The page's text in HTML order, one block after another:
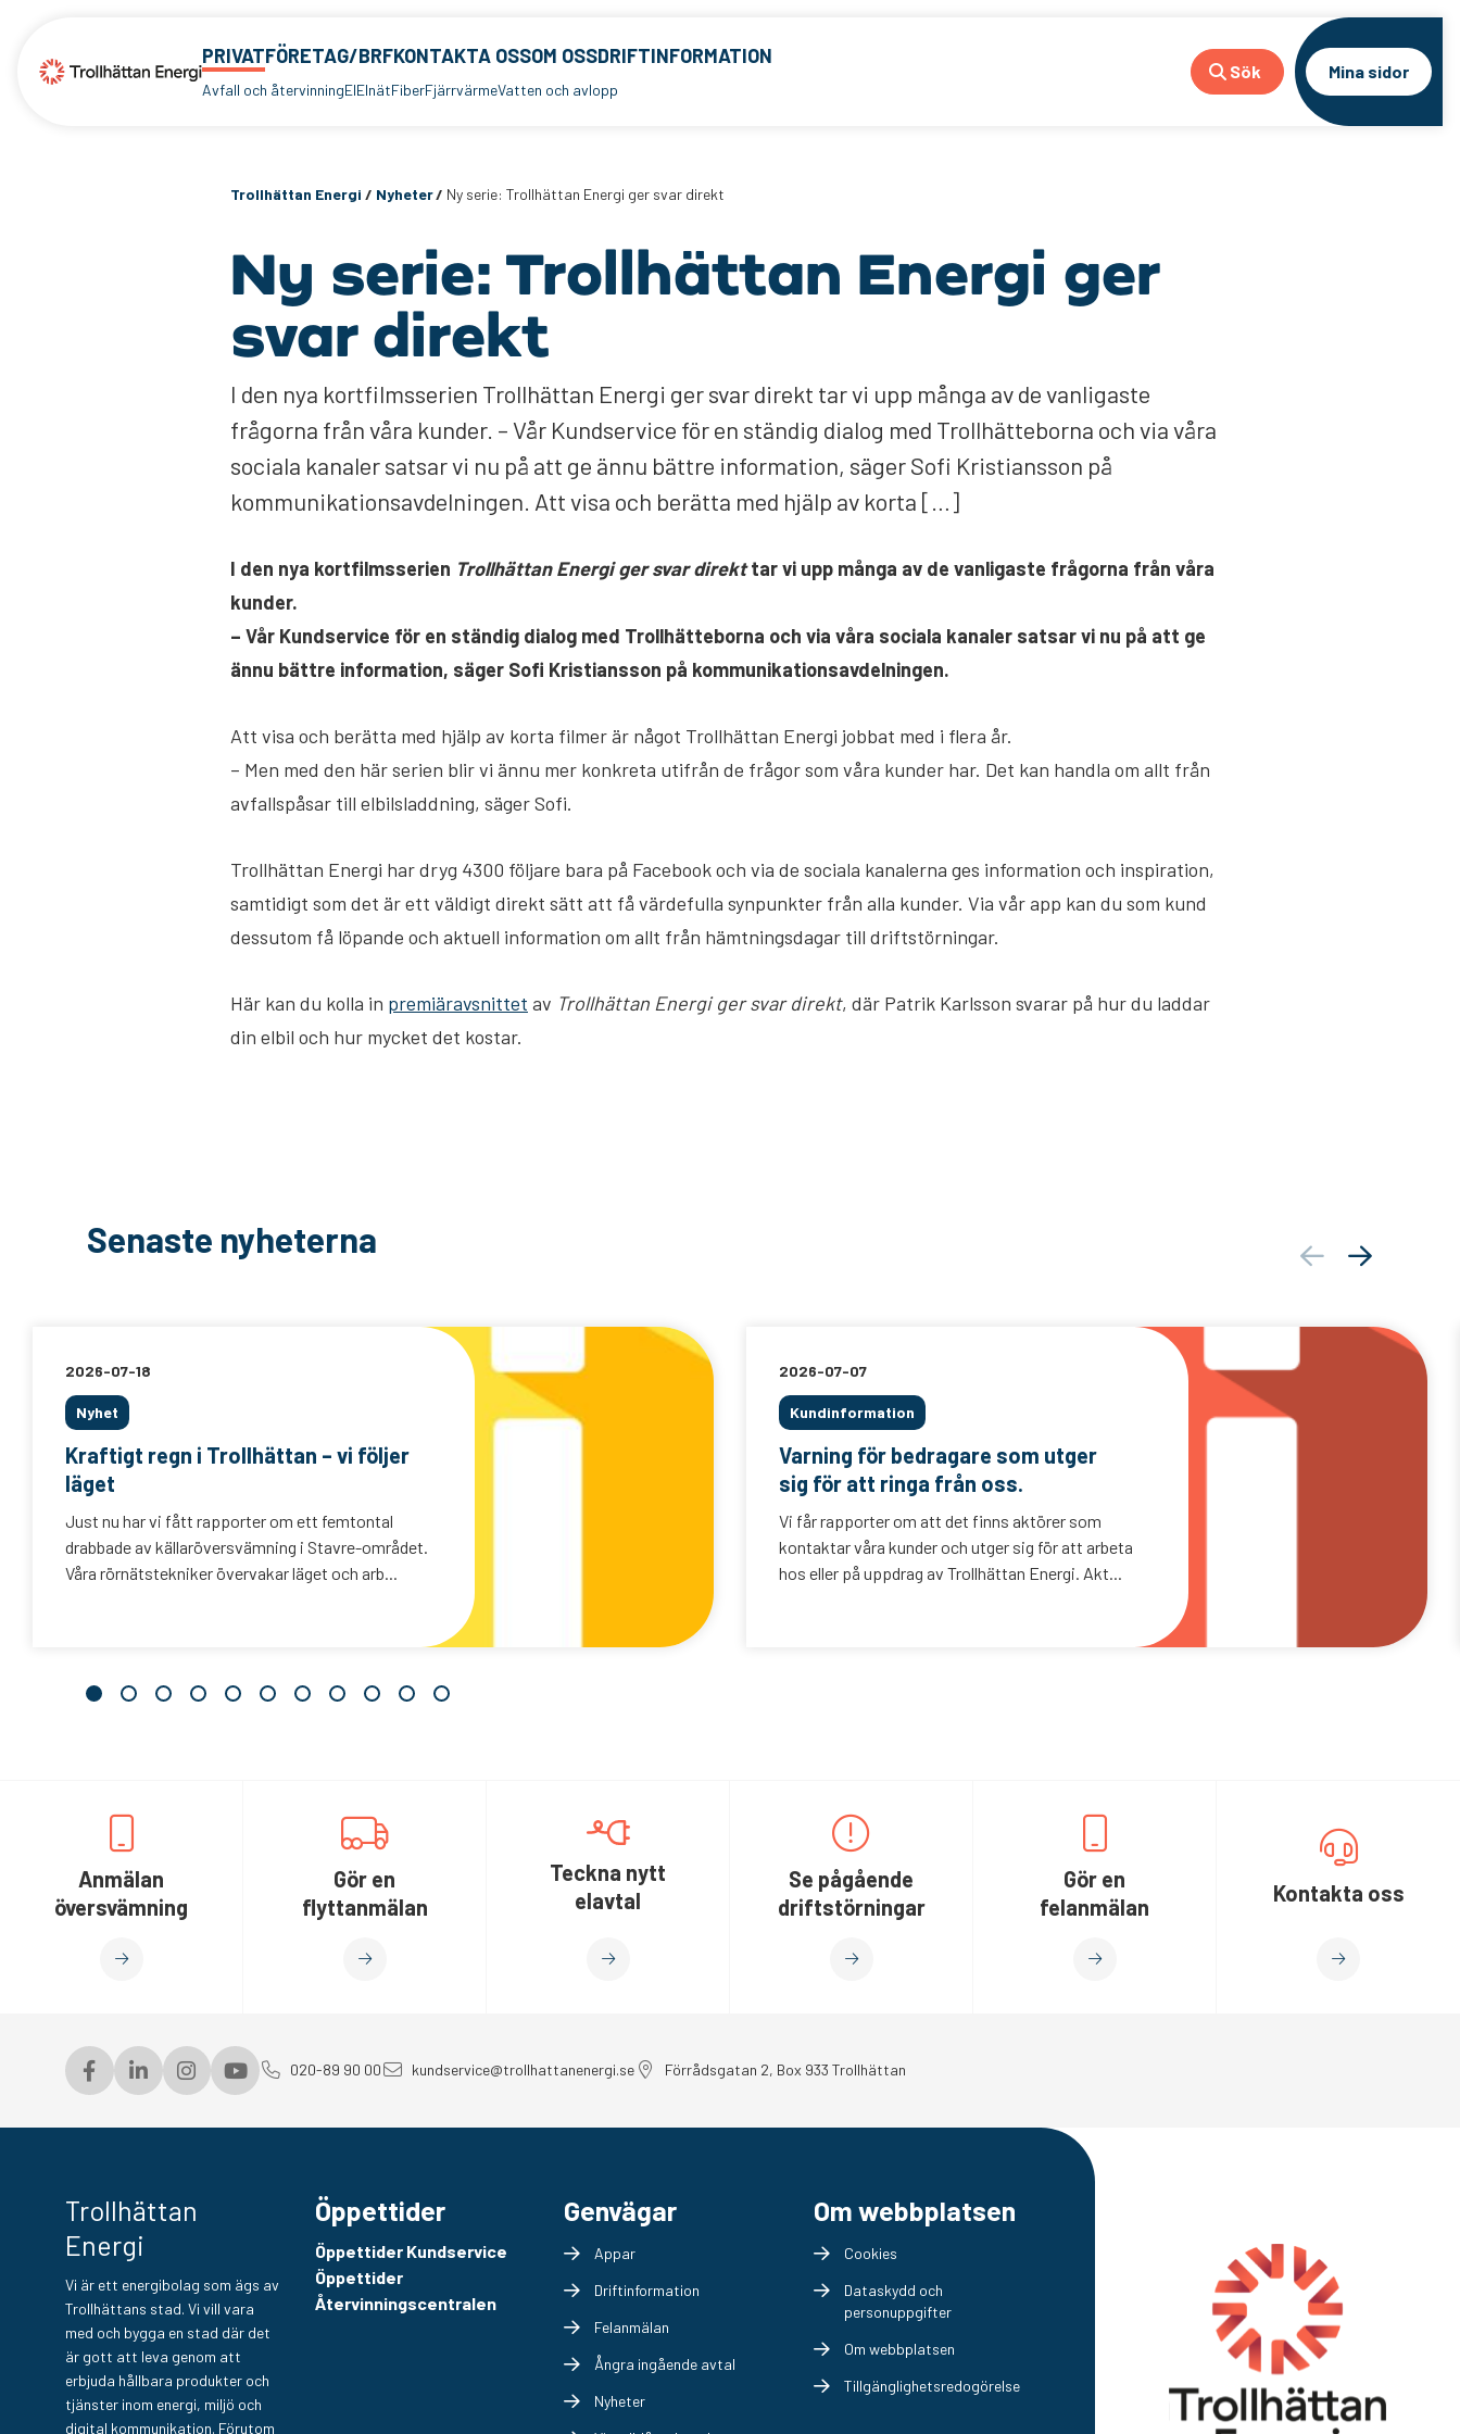
PRIVAT
Avfall och återvinningElElnätFiberFjärrvärmeVatten och avlopp
FÖRETAG/BRFKONTAKTA OSSOM OSSDRIFTINFORMATION
Sök Mina sidor
Trollhättan Energi / Nyheter/ Ny serie: Trollhättan Energi ger svar direkt
Ny serie: Trollhättan Energi ger
svar direkt
I den nya kortfilmsserien Trollhättan Energi ger svar direkt tar vi upp många av de vanligaste
frågorna från våra kunder. – Vår Kundservice för en ständig dialog med Trollhätteborna och via våra
sociala kanaler satsar vi nu på att ge ännu bättre information, säger Sofi Kristiansson på
kommunikationsavdelningen. Att visa och berätta med hjälp av korta […]
I den nya kortfilmsserien Trollhättan Energi ger svar direkttar vi upp många av de vanligaste frågorna från våra
kunder.
– Vår Kundservice för en ständig dialog med Trollhätteborna och via våra sociala kanaler satsar vi nu på att ge
ännu bättre information, säger Sofi Kristiansson på kommunikationsavdelningen.
Att visa och berätta med hjälp av korta filmer är något Trollhättan Energi jobbat med i flera år.
– Men med den här serien blir vi ännu mer konkreta utifrån de frågor som våra kunder har. Det kan handla om allt från
avfallspåsar till elbilsladdning, säger Sofi.
Trollhättan Energi har dryg 4300 följare bara på Facebook och via de sociala kanalerna ges information och inspiration,
samtidigt som det är ett väldigt direkt sätt att få värdefulla synpunkter från alla kunder. Via vår app kan du som kund
dessutom få löpande och aktuell information om allt från hämtningsdagar till driftstörningar.
Här kan du kolla in premiäravsnittet av Trollhättan Energi ger svar direkt, där Patrik Karlsson svarar på hur du laddar
din elbil och hur mycket det kostar.
Senaste nyheterna
2026-07-18
Nyhet
Kraftigt regn i Trollhättan – vi följer
läget
Just nu har vi fått rapporter om ett femtontal
drabbade av källaröversvämning i Stavre-området.
Våra rörnätstekniker övervakar läget och arb...
2026-07-07
Kundinformation
Varning för bedragare som utger
sig för att ringa från oss.
Vi får rapporter om att det finns aktörer som
kontaktar våra kunder och utger sig för att arbeta
hos eller på uppdrag av Trollhättan Energi. Akt...
Anmälan
översvämning
Gör en
flyttanmälan
Teckna nytt
elavtal
Se pågående
driftstörningar
Gör en
felanmälan
Kontakta oss
020-89 90 00 kundservice@trollhattanenergi.se Förrådsgatan 2, Box 933 Trollhättan
Trollhättan
Energi
Vi är ett energibolag som ägs av
Trollhättans stad. Vi vill vara
med och bygga en stad där det
är gott att leva genom att
erbjuda hållbara produkter och
tjänster inom energi, miljö och
digital kommunikation. Förutom
Öppettider
Öppettider Kundservice
Öppettider
Återvinningscentralen
Genvägar
Appar
Driftinformation
Felanmälan
Ångra ingående avtal
Nyheter
Om webbplatsen
Cookies
Dataskydd och
personuppgifter
Om webbplatsen
Tillgänglighetsredogörelse